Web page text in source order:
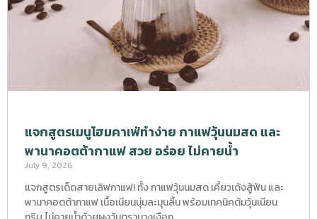
แจกสูตรเมนูโฮมคาเฟ่ทำง่าย กาแฟวุ้นนมสด และ
พานาคอตต้ากาแฟ สวย อร่อย ไม่คายน้ำ
July 9, 2026
แจกสูตรเด็ดสายเลิฟกาแฟ! ทั้ง กาแฟวุ้นนมสด เคี้ยวเด้งสู้ฟัน และ
พานาคอตต้ากาแฟ เนื้อเนียนนุ่มละมุนลิ้น พร้อมเทคนิคต้มวุ้นเนียน